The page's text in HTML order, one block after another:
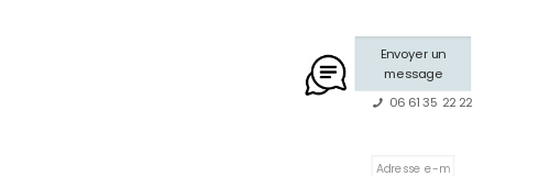
Envoyer un
message
06 61 35 22 22